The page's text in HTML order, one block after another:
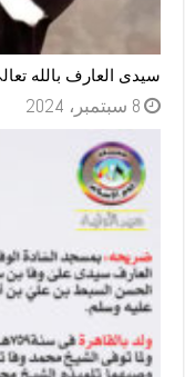
سيدى العارف بالله
8 سبتمبر، 2024